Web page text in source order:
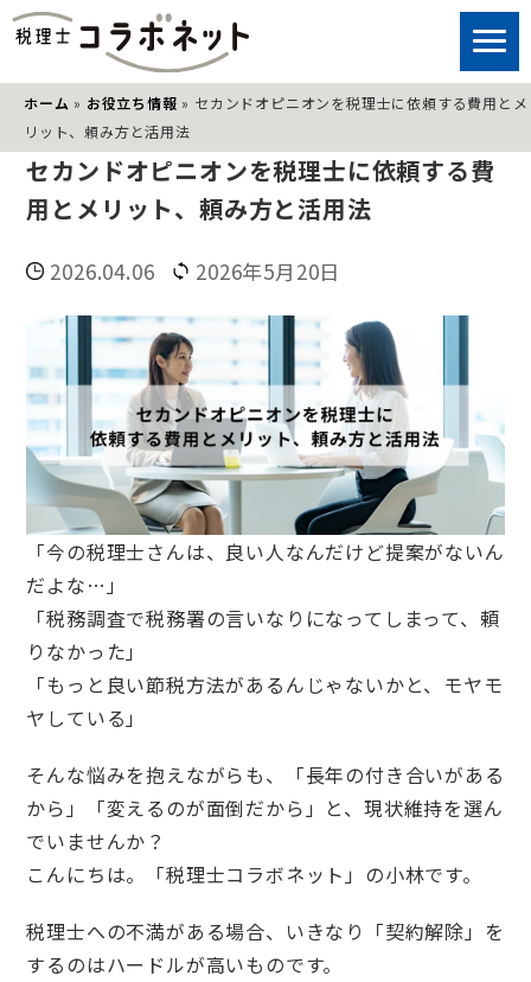
ホーム » お役立ち情報 » セカンドオピニオンを税理士に依頼する費用とメ
リット、頼み方と活用法
セカンドオピニオンを税理士に依頼する費
用とメリット、頼み方と活用法
2026.04.06 2026年5月20日
「今の税理士さんは、良い人なんだけど提案がないん
だよな…」
「税務調査で税務署の言いなりになってしまって、頼
りなかった」
「もっと良い節税方法があるんじゃないかと、モヤモ
ヤしている」
そんな悩みを抱えながらも、「長年の付き合いがある
から」「変えるのが面倒だから」と、現状維持を選ん
でいませんか？
こんにちは。「税理士コラボネット」の小林です。
税理士への不満がある場合、いきなり「契約解除」を
するのはハードルが高いものです。